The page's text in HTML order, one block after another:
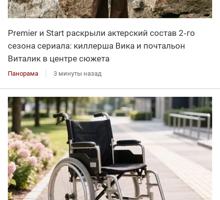
Premier и Start раскрыли актерский состав 2‑го
сезона сериала: киллерша Вика и почтальон
Виталик в центре сюжета
Панорама 3 минуты назад